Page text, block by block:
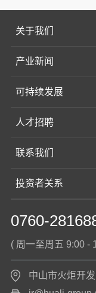
关于我们
产业新闻
可持续发展
人才招聘
联系我们
投资者关系
0760-
( 周一至周五 9:00 -
中山市火炬开